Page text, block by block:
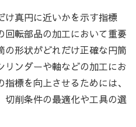
け真円に近いかを示す指標
回転部品の加工において重要
の形状がどれだけ正確な円筒
リンダーや軸などの加工にお
標を向上させるためには、
切削条件の最適化や工具の選